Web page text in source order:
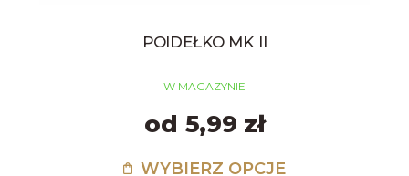
POIDEŁKO MK II
W MAGAZYNIE
od 5,99 zł
WYBIERZ OPCJE